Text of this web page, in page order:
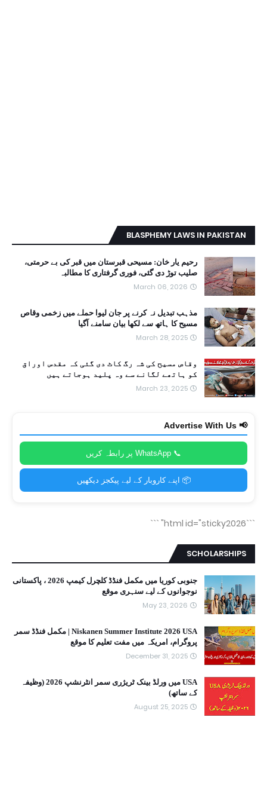
BLASPHEMY LAWS IN PAKISTAN
رحیم یار خان: مسیحی قبرستان میں قبر کی بے حرمتی،
صلیب توڑ دی گئی، فوری گرفتاری کا مطالبہ
March 06, 2026
مذہب تبدیل نہ کرنے پر جان لیوا حملے میں زخمی وقاص
مسیح کا ہاتھ سے لکھا بیان سامنے آگیا
March 28, 2025
وقاص مسیح کی شہ رگ کاٹ دی گئی کہ مقدس اوراق
کو ہاتھے لگانے سے وہ پلید ہوجاتے ہیں
March 23, 2025
📢 Advertise With Us
📞 WhatsApp پر رابطہ کریں
📦 اپنے کاروبار کے لیے پیکجز دیکھیں
```html id="sticky2026"
```
SCHOLARSHIPS
جنوبی کوریا میں مکمل فنڈڈ کلچرل کیمپ 2026 ، پاکستانی
نوجوانوں کے لیے سنہری موقع
May 23, 2026
Niskanen Summer Institute 2026 USA | مکمل فنڈڈ سمر
پروگرام، امریکہ میں مفت تعلیم کا موقع
December 31, 2025
USA میں ورلڈ بینک ٹریژری سمر انٹرنشپ 2026 (وظیفہ
کے ساتھ)
August 25, 2025